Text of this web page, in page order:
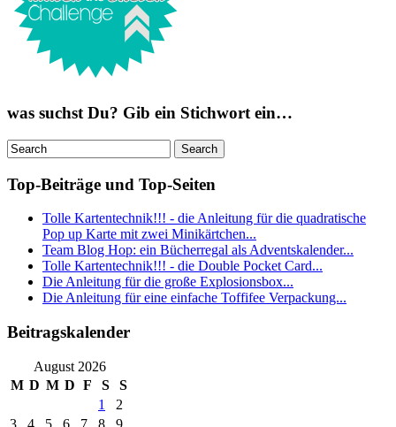
was suchst Du? Gib ein Stichwort ein…
Top-Beiträge und Top-Seiten
Tolle Kartentechnik!!! - die Anleitung für die quadratische
Pop up Karte mit zwei Minikärtchen...
Team Blog Hop: ein Bücherregal als Adventskalender...
Tolle Kartentechnik!!! - die Double Pocket Card...
Die Anleitung für die große Explosionsbox...
Die Anleitung für eine einfache Toffifee Verpackung...
Beitragskalender
August 2026
M D M D F S
S
1
2
3
4 5 6 7 8
9